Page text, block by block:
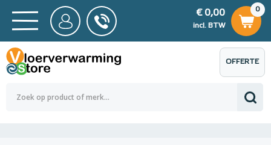
BTW
0,00
0
€ 0,00
incl. BTW
€ 0,00
OFFERTE
AANVRAGEN